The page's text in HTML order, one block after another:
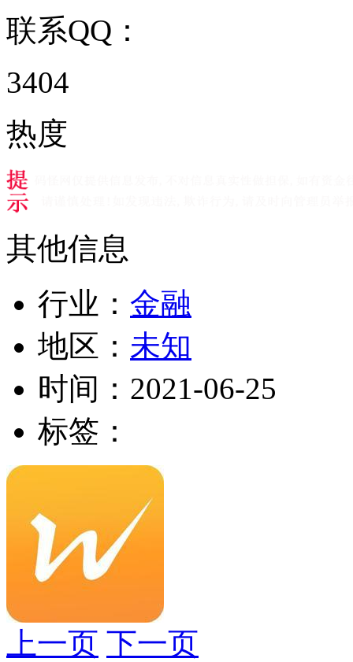
联系QQ：
3404
热度
其他信息
行业： 金融
地区： 未知
时间： 2021-06-25
标签：
上一页 下一页